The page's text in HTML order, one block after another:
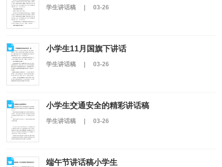
学生讲话稿 | 03-26
小学生11月国旗下讲话
学生讲话稿 | 03-26
小学生交通安全的精彩讲话稿
学生讲话稿 | 03-26
端午节讲话稿小学生